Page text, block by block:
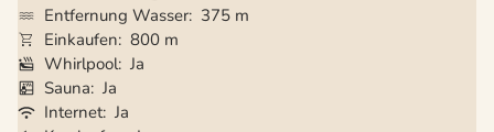
Entfernung Wasser 375 m
Einkaufen 800 m
Whirlpool Ja
Sauna Ja
Internet Ja